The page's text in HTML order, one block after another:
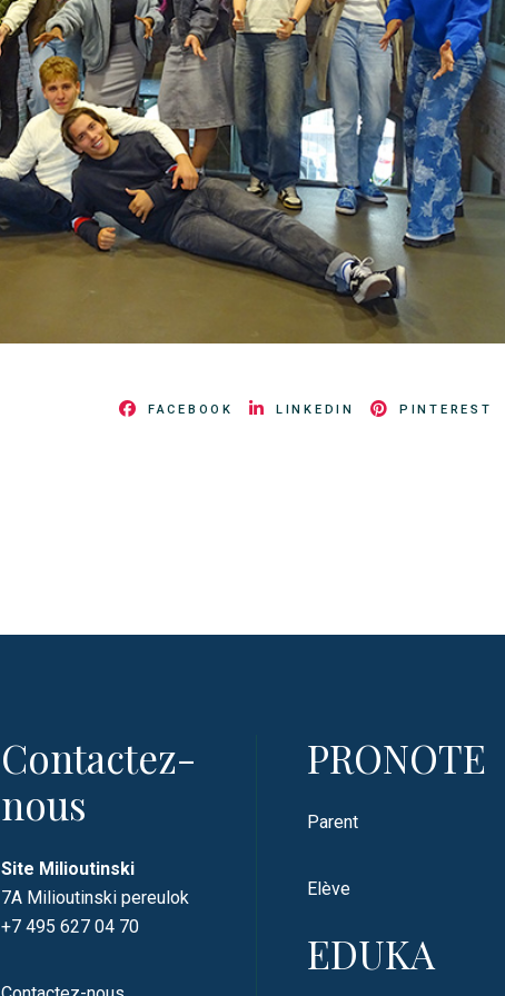
FACEBOOK LINKEDIN PINTEREST
Contactez-
nous
Site Milioutinski
7A Milioutinski pereulok
+7 495 627 04 70
PRONOTE
Parent
Elève
EDUKA